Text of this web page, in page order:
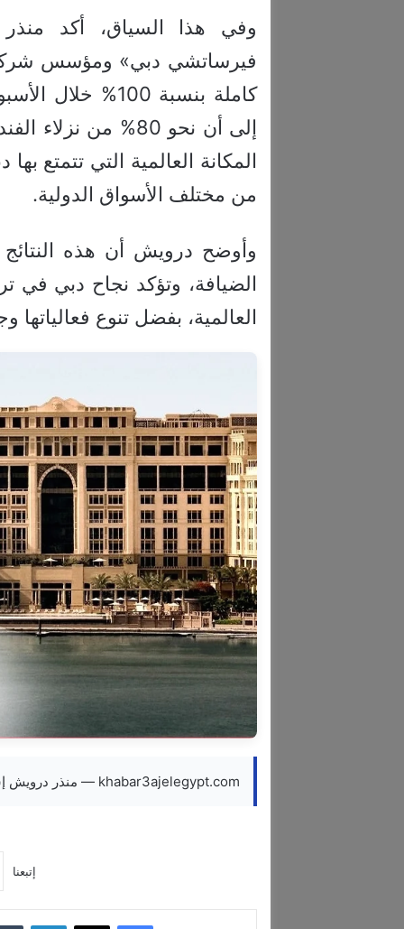
وفي هذا السياق، أكد منذر
فيرساتشي دبي» ومؤسس شركة
إلى أن نحو 80% من
المكانة العالمية التي تتمتع
من مختلف الأسواق الدولية.
وأوضح درويش أن هذه
الضيافة، وتؤكد نجاح دبي في
العالمية، بفضل تنوع فعالياتها
khabar3ajelegypt.com — منذر درويش إشغال كامل للفنادق في دبي بنسبة 100 خلال موسم الأعياد
إتبعنا
فيسبوك ‫X لينكدإن